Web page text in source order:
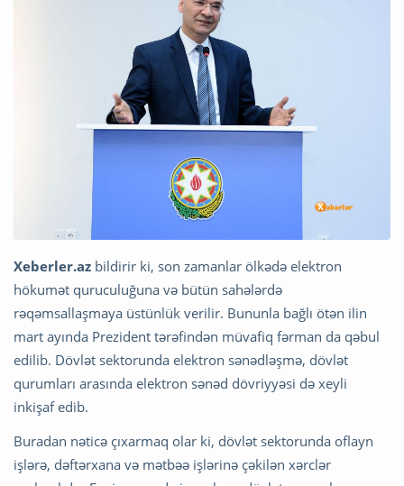
Xeberler.az bildirir ki, son zamanlar ölkədə elektron
hökumət quruculuğuna və bütün sahələrdə
rəqəmsallaşmaya üstünlük verilir. Bununla bağlı ötən ilin
mart ayında Prezident tərəfindən müvafiq fərman da qəbul
edilib. Dövlət sektorunda elektron sənədləşmə, dövlət
qurumları arasında elektron sənəd dövriyyəsi də xeyli
inkişaf edib.
Buradan nəticə çıxarmaq olar ki, dövlət sektorunda oflayn
işlərə, dəftərxana və mətbəə işlərinə çəkilən xərclər